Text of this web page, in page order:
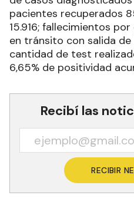
pacientes recuperados
15.916; fallecimientos
en tránsito con salida de
cantidad de test
6,65% de positividad
Recibí las
RECIBIR